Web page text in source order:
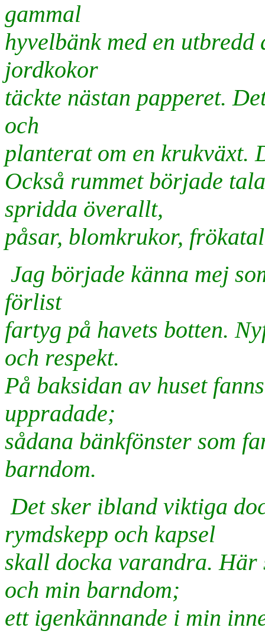
gammal
hyvelbänk med en
jordkokor
täckte nästan papperet.
och
planterat om en krukväxt.
Också rummet började
spridda överallt,
påsar, blomkrukor,
Jag började känna mej
förlist
fartyg på havets botten.
och respekt.
På baksidan av huset
uppradade;
sådana bänkfönster som
barndom.
Det sker ibland viktiga
rymdskepp och kapsel
skall docka varandra. Här
och min barndom;
ett igenkännande i min